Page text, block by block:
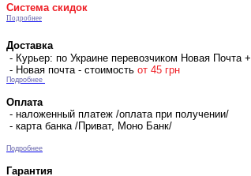
Система скидок
Подробнее
Доставка
- Курьер: по Украине перевозчиком Новая Почта +
- Новая почта - стоимость от 45 грн
Подробнее
Оплата
- наложенный платеж /оплата при получении/
- карта банка /Приват, Моно Банк/
Подробнее
Гарантия